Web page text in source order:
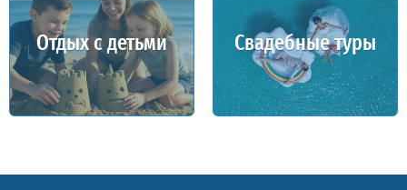
Отдых с детьми Свадебные туры